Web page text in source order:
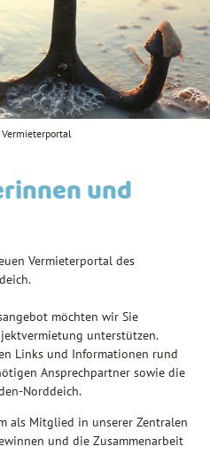
Vermieterportal
und
Vermieterportal des
möchten wir Sie
unterstützen.
Links und Informationen rund
Ansprechpartner sowie die
Norddeich.
als Mitglied in unserer Zentralen
und die Zusammenarbeit